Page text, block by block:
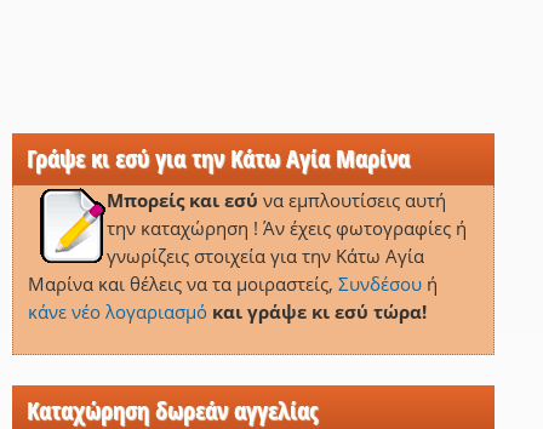
Γράψε κι εσύ για την Κάτω Αγία Μαρίνα
Μπορείς και εσύ να εμπλουτίσεις αυτή
την καταχώρηση ! Άν έχεις φωτογραφίες ή
γνωρίζεις στοιχεία για την Κάτω Αγία
Μαρίνα και θέλεις να τα μοιραστείς, Συνδέσουή
κάνε νέο λογαριασμό και γράψε κι εσύ τώρα!
Καταχώρηση δωρεάν αγγελίας